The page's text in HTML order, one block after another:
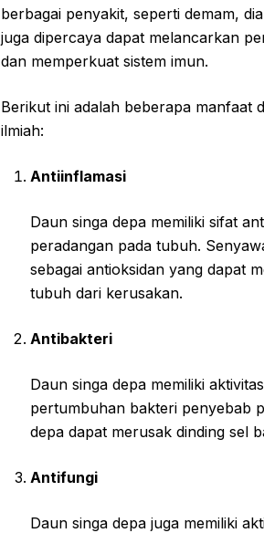
berbagai penyakit, seperti demam,
juga dipercaya dapat melancarkan
dan memperkuat sistem imun.
Berikut ini adalah beberapa manfaat
ilmiah:
Antiinflamasi
Daun singa depa memiliki sifat
peradangan pada tubuh.
sebagai antioksidan yang dapat
tubuh dari kerusakan.
Antibakteri
Daun singa depa memiliki
pertumbuhan bakteri penyebab
depa dapat merusak dinding sel
Antifungi
Daun singa depa juga memiliki